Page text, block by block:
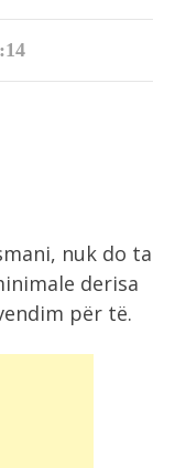
nuk do ta
derisa
për të.